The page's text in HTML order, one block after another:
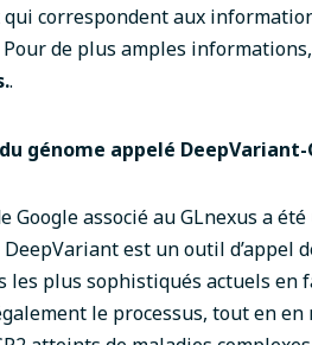
correspondent aux
de plus amples
.
génome appelé DeepVariant-
Googleassocié auGLnexus a
est un outil d’appel
les plus sophistiqués actuels
le processus, tout en